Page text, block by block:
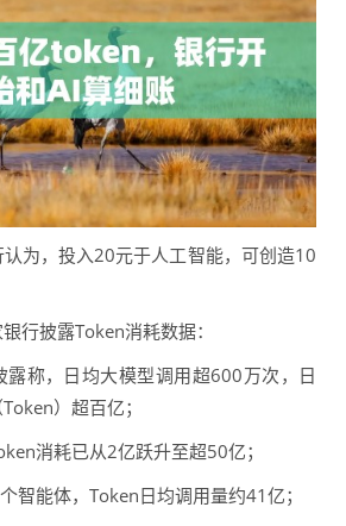
，投入20元于人工智能，可创造10
披露Token消耗数据：
露称，日均大模型调用超600万次，日
）超百亿；
消耗已从2亿跃升至超50亿；
智能体，Token日均调用量约41亿；